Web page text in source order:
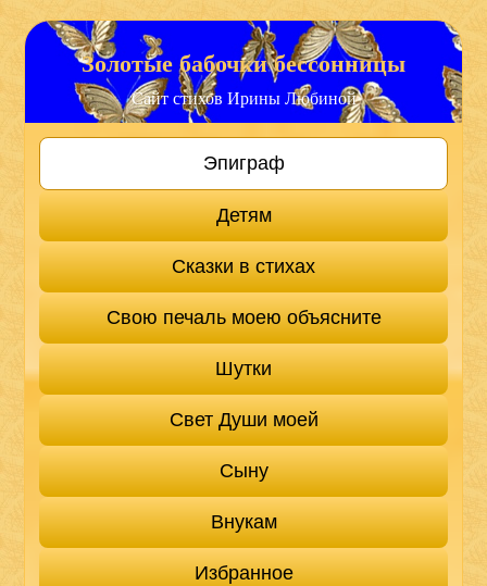
Золотые бабочки бессонницы
Сайт стихов Ирины Любиной
Эпиграф
Детям
Сказки в стихах
Свою печаль моею объясните
Шутки
Свет Души моей
Сыну
Внукам
Избранное